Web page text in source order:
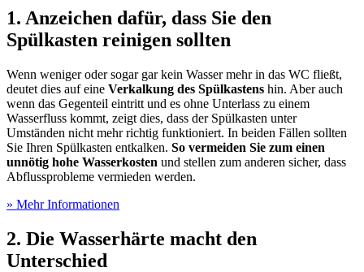
1. Anzeichen dafür, dass Sie den
Spülkasten reinigen sollten
Wenn weniger oder sogar gar kein Wasser mehr in das WC fließt,
deutet dies auf eine Verkalkung des Spülkastens hin. Aber auch
wenn das Gegenteil eintritt und es ohne Unterlass zu einem
Wasserfluss kommt, zeigt dies, dass der Spülkasten unter
Umständen nicht mehr richtig funktioniert. In beiden Fällen sollten
Sie Ihren Spülkasten entkalken. So vermeiden Sie zum einen
unnötig hohe Wasserkosten und stellen zum anderen sicher, dass
Abflussprobleme vermieden werden.
» Mehr Informationen
2. Die Wasserhärte macht den
Unterschied